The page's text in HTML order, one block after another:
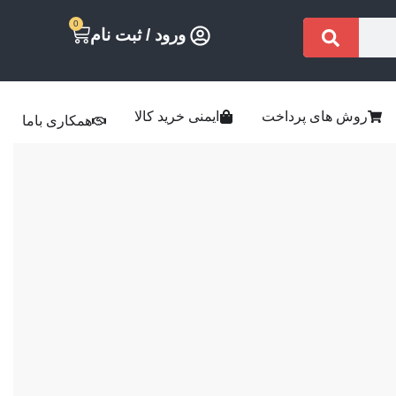
ورود / ثبت نام
0
روش های پرداخت ایمنی خرید کالا همکاری باما